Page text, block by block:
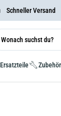
Schneller Versand
Ersatzteile Zubehör